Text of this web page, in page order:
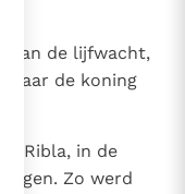
van de lijfwacht,
naar de koning
in Ribla, in de
Zo werd